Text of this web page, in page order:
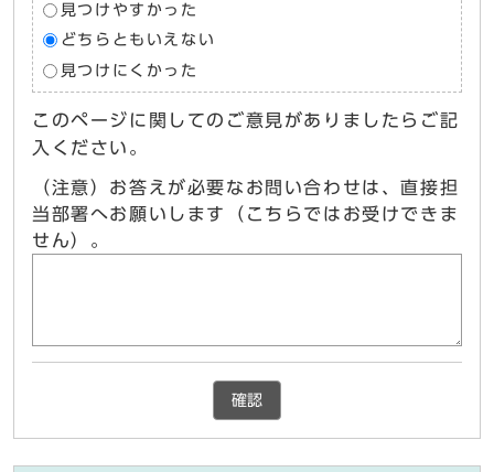
見つけやすかった
どちらともいえない
見つけにくかった
このページに関してのご意見がありましたらご記
入ください。
（注意）お答えが必要なお問い合わせは、直接担
当部署へお願いします（こちらではお受けできま
せん）。
確認